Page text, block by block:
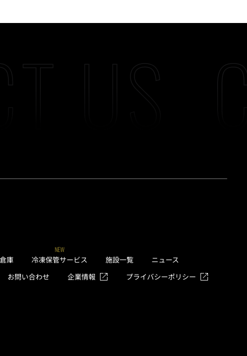
US
庫
NEW
冷凍保管サービス 施設一覧
ニュース
お問い合わせ 企業情報 プライバシーポリシー